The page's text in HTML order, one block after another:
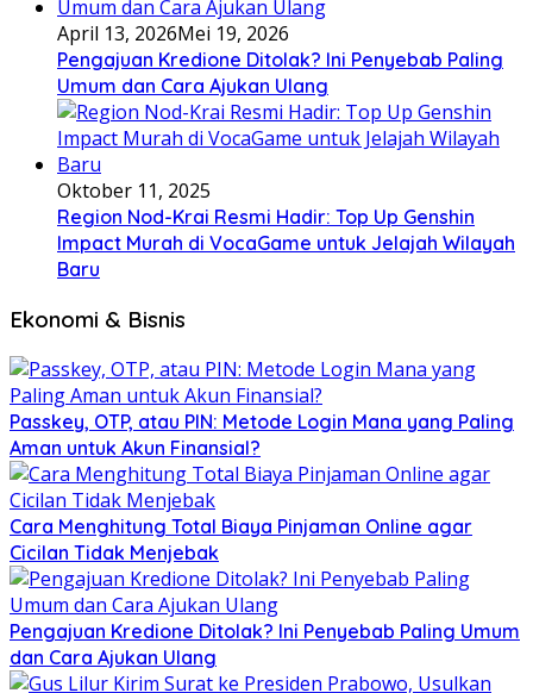
April 13, 2026Mei 19, 2026
Pengajuan Kredione Ditolak? Ini Penyebab Paling
Umum dan Cara Ajukan Ulang
Oktober 11, 2025
Region Nod-Krai Resmi Hadir: Top Up Genshin
Impact Murah di VocaGame untuk Jelajah Wilayah
Baru
Ekonomi & Bisnis
Passkey, OTP, atau PIN: Metode Login Mana yang Paling
Aman untuk Akun Finansial?
Cara Menghitung Total Biaya Pinjaman Online agar
Cicilan Tidak Menjebak
Pengajuan Kredione Ditolak? Ini Penyebab Paling Umum
dan Cara Ajukan Ulang